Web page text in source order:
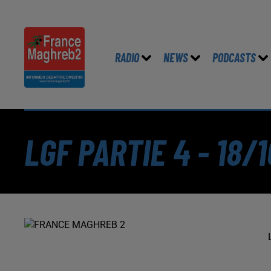
RADIO NEWS PODCASTS
LGF PARTIE 4 -